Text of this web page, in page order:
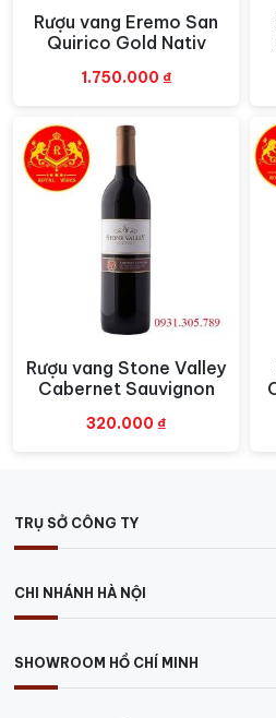
40% Malvasia. Đây là sự kết
thú vị. Sự kết hợp này đem
không kém phần thơm ngon.
này có
trang nhã. Nắp chai màu đen
giả. Nhãn chai đen có chữ và
vàng. Từ đó đã thể hiện phần
Xem nhanh
Rượu vang Eremo San
Quirico Gold Nativ
1.750.000 ₫
Xem nhanh
Rượu vang Stone Valley
Cabernet Sauvignon
320.000 ₫
TRỤ SỞ CÔNG TY
CHI NHÁNH HÀ NỘI
SHOWROOM HỒ CHÍ MINH